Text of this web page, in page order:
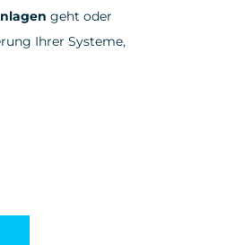
geht oder
Ihrer Systeme,